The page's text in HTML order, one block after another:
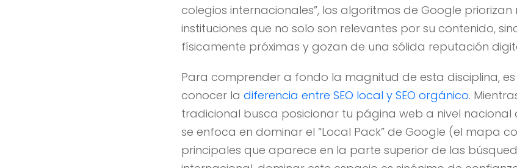
colegios internacionales”, los algoritmos de Google
instituciones que no solo son relevantes por su contenido,
físicamente próximas y gozan de una sólida reputación
Para comprender a fondo la magnitud de esta disciplina,
conocer la diferencia entre SEO local y SEO orgánico.
tradicional busca posicionar tu página web a nivel nacional
se enfoca en dominar el “Local Pack” de Google (el mapa
principales que aparece en la parte superior de las